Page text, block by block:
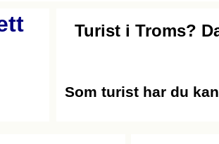
Turist i Troms?
Som turist har du